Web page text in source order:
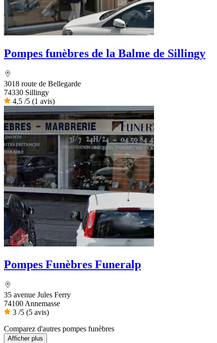
Pompes funèbres de la Balme de Sillingy
3018 route de Bellegarde
74330 Sillingy
4,5 /5 (1 avis)
Pompes Funèbres Funeralp
35 avenue Jules Ferry
74100 Annemasse
3 /5 (5 avis)
Comparez d'autres pompes funèbres
Afficher plus